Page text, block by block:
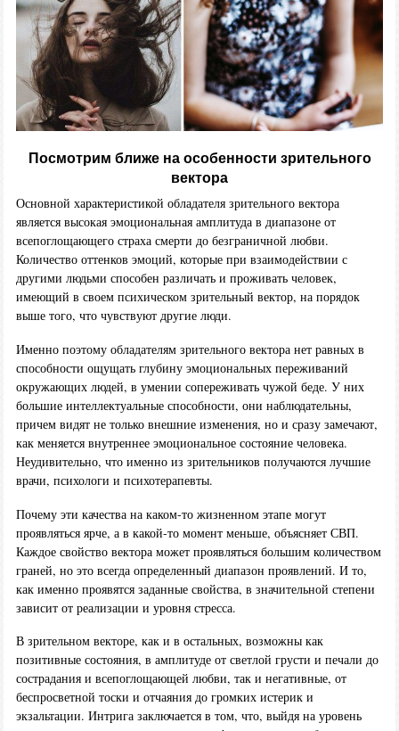
Посмотрим ближе на особенности зрительного
вектора
Основной характеристикой обладателя зрительного вектора
является высокая эмоциональная амплитуда в диапазоне от
всепоглощающего страха смерти до безграничной любви.
Количество оттенков эмоций, которые при взаимодействии с
другими людьми способен различать и проживать человек,
имеющий в своем психическом зрительный вектор, на порядок
выше того, что чувствуют другие люди.
Именно поэтому обладателям зрительного вектора нет равных в
способности ощущать глубину эмоциональных переживаний
окружающих людей, в умении сопереживать чужой беде. У них
большие интеллектуальные способности, они наблюдательны,
причем видят не только внешние изменения, но и сразу замечают,
как меняется внутреннее эмоциональное состояние человека.
Неудивительно, что именно из зрительников получаются лучшие
врачи, психологи и психотерапевты.
Почему эти качества на каком-то жизненном этапе могут
проявляться ярче, а в какой-то момент меньше, объясняет СВП.
Каждое свойство вектора может проявляться большим количеством
граней, но это всегда определенный диапазон проявлений. И то,
как именно проявятся заданные свойства, в значительной степени
зависит от реализации и уровня стресса.
В зрительном векторе, как и в остальных, возможны как
позитивные состояния, в амплитуде от светлой грусти и печали до
сострадания и всепоглощающей любви, так и негативные, от
беспросветной тоски и отчаяния до громких истерик и
экзальтации. Интрига заключается в том, что, выйдя на уровень